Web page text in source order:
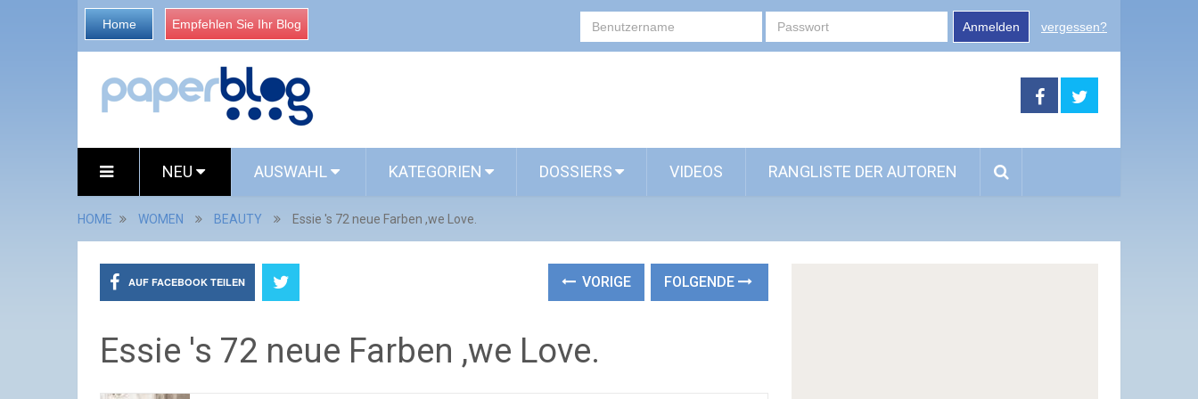
Home Empfehlen Sie Ihr Blog Anmelden vergessen?
NEU AUSWAHL KATEGORIEN DOSSIERS VIDEOS RANGLISTE DER AUTOREN
HOME WOMEN BEAUTY Essie 's 72 neue Farben ,we Love.
AUF FACEBOOK TEILEN VORIGE FOLGENDE
Essie 's 72 neue Farben ,we Love.